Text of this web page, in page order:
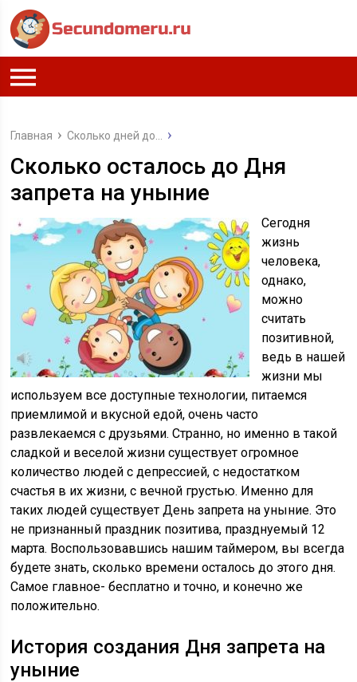
Главная Сколько дней до...
Сколько осталось до Дня
запрета на уныние
Сегодня
жизнь
человека,
однако,
можно
считать
позитивной,
ведь в нашей
жизни мы
используем все доступные технологии, питаемся
приемлимой и вкусной едой, очень часто
развлекаемся с друзьями. Странно, но именно в такой
сладкой и веселой жизни существует огромное
количество людей с депрессией, с недостатком
счастья в их жизни, с вечной грустью. Именно для
таких людей существует День запрета на уныние. Это
не признанный праздник позитива, празднуемый 12
марта. Воспользовавшись нашим таймером, вы всегда
будете знать, сколько времени осталось до этого дня.
Самое главное- бесплатно и точно, и конечно же
положительно.
История создания Дня запрета на
уныние